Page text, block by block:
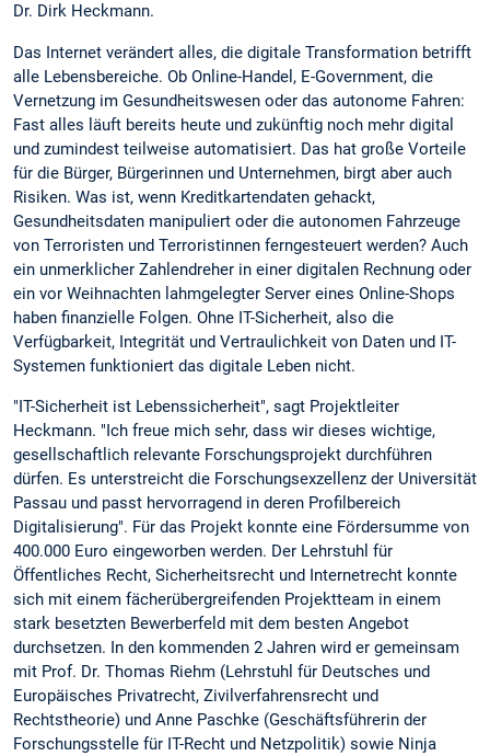
Dr. Dirk Heckmann.
Das Internet verändert alles, die digitale Transformation betrifft
alle Lebensbereiche. Ob Online-Handel, E-Government, die
Vernetzung im Gesundheitswesen oder das autonome Fahren:
Fast alles läuft bereits heute und zukünftig noch mehr digital
und zumindest teilweise automatisiert. Das hat große Vorteile
für die Bürger, Bürgerinnen und Unternehmen, birgt aber auch
Risiken. Was ist, wenn Kreditkartendaten gehackt,
Gesundheitsdaten manipuliert oder die autonomen Fahrzeuge
von Terroristen und Terroristinnen ferngesteuert werden? Auch
ein unmerklicher Zahlendreher in einer digitalen Rechnung oder
ein vor Weihnachten lahmgelegter Server eines Online-Shops
haben finanzielle Folgen. Ohne IT-Sicherheit, also die
Verfügbarkeit, Integrität und Vertraulichkeit von Daten und IT-
Systemen funktioniert das digitale Leben nicht.
"IT-Sicherheit ist Lebenssicherheit", sagt Projektleiter
Heckmann. "Ich freue mich sehr, dass wir dieses wichtige,
gesellschaftlich relevante Forschungsprojekt durchführen
dürfen. Es unterstreicht die Forschungsexzellenz der Universität
Passau und passt hervorragend in deren Profilbereich
Digitalisierung". Für das Projekt konnte eine Fördersumme von
400.000 Euro eingeworben werden. Der Lehrstuhl für
Öffentliches Recht, Sicherheitsrecht und Internetrecht konnte
sich mit einem fächerübergreifenden Projektteam in einem
stark besetzten Bewerberfeld mit dem besten Angebot
durchsetzen. In den kommenden 2 Jahren wird er gemeinsam
mit Prof. Dr. Thomas Riehm (Lehrstuhl für Deutsches und
Europäisches Privatrecht, Zivilverfahrensrecht und
Rechtstheorie) und Anne Paschke (Geschäftsführerin der
Forschungsstelle für IT-Recht und Netzpolitik) sowie Ninja